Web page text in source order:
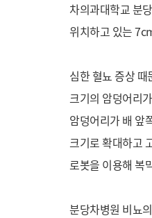
차의과대학교 분
위치하고 있는
심한 혈뇨 증상
크기의 암덩어리
암덩어리가 배 앞
크기로 확대하고
로봇을 이용해 복
분당차병원 비뇨